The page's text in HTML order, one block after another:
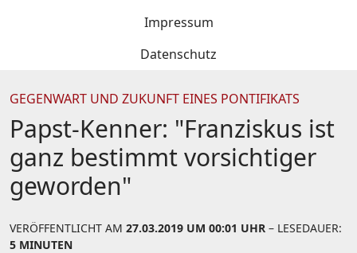
Impressum
Datenschutz
GEGENWART UND ZUKUNFT EINES PONTIFIKATS
Papst-Kenner: "Franziskus ist
ganz bestimmt vorsichtiger
geworden"
VERÖFFENTLICHT AM 27.03.2019 UM 00:01 UHR – LESEDAUER:
5 MINUTEN